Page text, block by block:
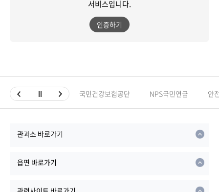
서비스입니다.
인증하기
국민건강보험공단 NPS국민연금 안
관과소 바로가기
읍면 바로가기